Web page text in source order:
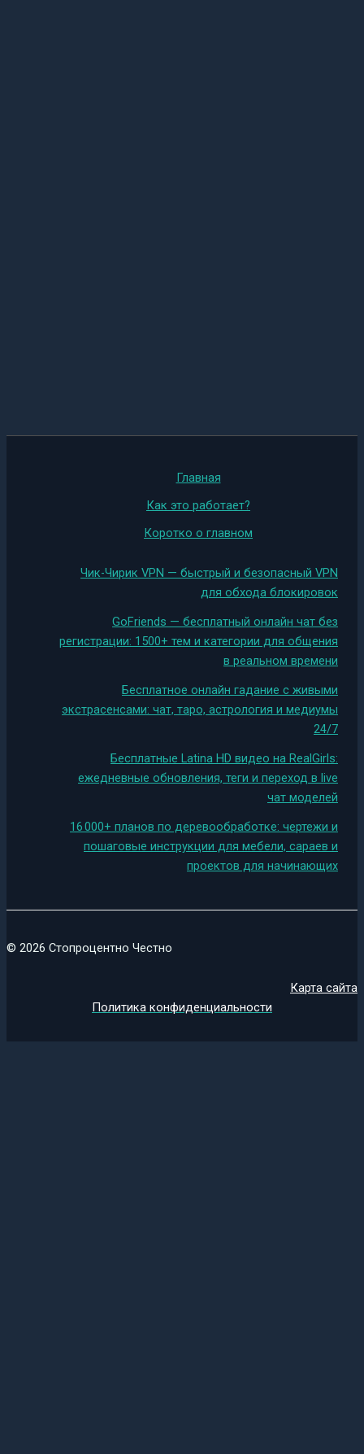
Главная
Как это работает?
Коротко о главном
Чик-Чирик VPN — быстрый и безопасный VPN
для обхода блокировок
GoFriends — бесплатный онлайн чат без
регистрации: 1500+ тем и категории для общения
в реальном времени
Бесплатное онлайн гадание с живыми
экстрасенсами: чат, таро, астрология и медиумы
24/7
Бесплатные Latina HD видео на RealGirls:
ежедневные обновления, теги и переход в live
чат моделей
16 000+ планов по деревообработке: чертежи и
пошаговые инструкции для мебели, сараев и
проектов для начинающих
© 2026 Стопроцентно Честно
Карта сайта
Политика конфиденциальности